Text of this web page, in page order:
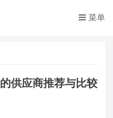
菜单
供应商推荐与比较